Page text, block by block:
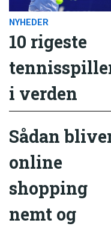
NYHEDER
10 rigeste
i verden
Sådan
online
shopping
nemt og